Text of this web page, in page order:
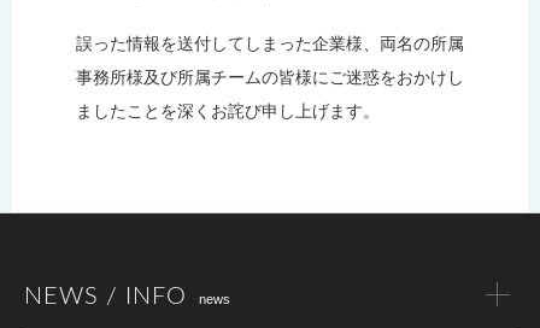
誤った情報を送付してしまった企業様、両名の所属
事務所様及び所属チームの皆様にご迷惑をおかけし
ましたことを深くお詫び申し上げます。
NEWS / INFO news